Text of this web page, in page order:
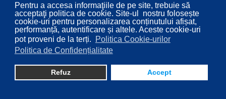
Pentru a accesa informaţiile de pe site, trebuie să
acceptaţi politica de cookie. Site-ul nostru folosește
cookie-uri pentru personalizarea conținutului afișat,
performanță, autentificare și altele. Aceste cookie-uri
pot proveni de la terți.
Politica Cookie-urilor
Politica de Confidențialitate
Refuz Accept
© 2026 Consiliul Local al Sectorului 2 București. Designed By
Direcţia Transparenţă Instituţională - Compartimentul
Digitalizare